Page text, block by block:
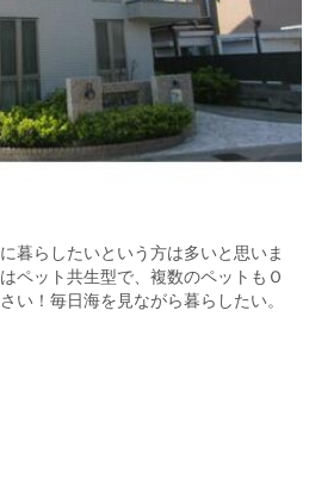
暮らしたいという方は多いと思いま
ペット共生型で、複数のペットもＯ
い！毎日海を見ながら暮らしたい。